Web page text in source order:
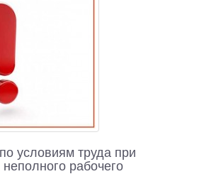
условиям труда при
рабочего